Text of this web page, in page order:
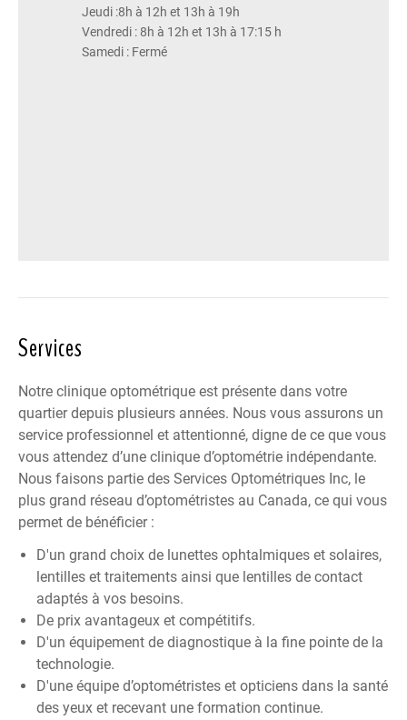
Jeudi :8h à 12h et 13h à 19h
Vendredi : 8h à 12h et 13h à 17:15 h
Samedi : Fermé
Services
Notre clinique optométrique est présente dans votre
quartier depuis plusieurs années. Nous vous assurons un
service professionnel et attentionné, digne de ce que vous
vous attendez d’une clinique d’optométrie indépendante.
Nous faisons partie des Services Optométriques Inc, le
plus grand réseau d’optométristes au Canada, ce qui vous
permet de bénéficier :
D'un grand choix de lunettes ophtalmiques et solaires,
lentilles et traitements ainsi que lentilles de contact
adaptés à vos besoins.
De prix avantageux et compétitifs.
D'un équipement de diagnostique à la fine pointe de la
technologie.
D'une équipe d’optométristes et opticiens dans la santé
des yeux et recevant une formation continue.